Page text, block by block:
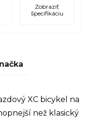
Zobraziť
špecifikáciu
XC bicykel na
než klasický